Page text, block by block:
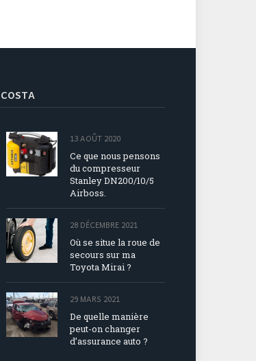
13 AOÛT 2020
Ce que nous pensons
du compresseur
Stanley DN200/10/5
Airboss.
28 DÉCEMBRE 2021
Où se situe la roue de
secours sur ma
Toyota Mirai ?
29 MARS 2021
De quelle manière
peut-on changer
d’assurance auto ?